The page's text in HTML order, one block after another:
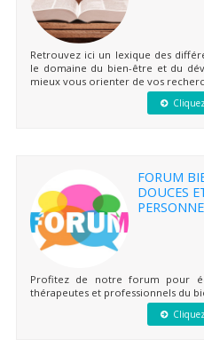
Retrouvez ici un lexique des
le domaine du bien-être et du
mieux vous orienter de vos
FORUM
DOUCES
Profitez de notre forum pour
thérapeutes et professionnels du